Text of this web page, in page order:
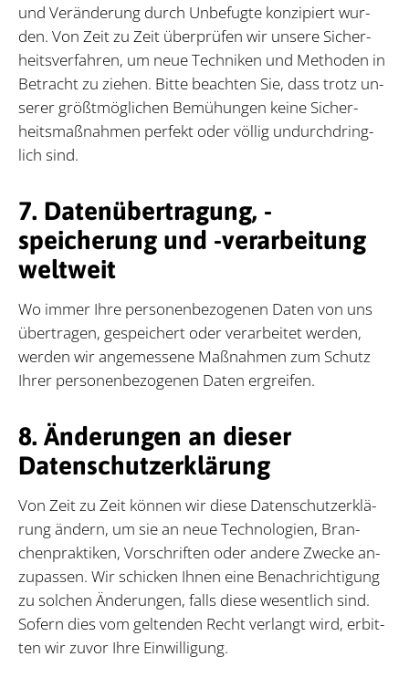
und Ver­än­de­rung durch Un­be­fug­te kon­zi­piert wur­
den. Von Zeit zu Zeit über­prü­fen wir un­se­re Si­cher­
heits­ver­fah­ren, um neue Tech­ni­ken und Me­tho­den in
Be­tracht zu zie­hen. Bit­te be­ach­ten Sie, dass trotz un­
se­rer größt­mög­li­chen Be­mü­hun­gen kei­ne Si­cher­
heits­maß­nah­men per­fekt oder völ­lig un­durch­dring­
lich sind.
7. Datenübertragung, -
speicherung und -verarbeitung
weltweit
Wo im­mer Ihre per­so­nen­be­zo­ge­nen Da­ten von uns
über­tra­gen, ge­spei­chert oder ver­ar­bei­tet wer­den,
wer­den wir an­ge­mes­se­ne Maß­nah­men zum Schutz
Ih­rer per­so­nen­be­zo­ge­nen Da­ten er­grei­fen.
8. Änderungen an dieser
Datenschutzerklärung
Von Zeit zu Zeit kön­nen wir die­se Da­ten­schutz­er­klä­
rung än­dern, um sie an neue Tech­no­lo­gi­en, Bran­
chen­prak­ti­ken, Vor­schrif­ten oder an­de­re Zwe­cke an­
zu­pas­sen. Wir schi­cken Ih­nen eine Be­nach­rich­ti­gung
zu sol­chen Ände­run­gen, falls die­se we­sent­lich sind.
So­fern dies vom gel­ten­den Recht ver­langt wird, er­bit­
ten wir zu­vor Ihre Ein­wil­li­gung.